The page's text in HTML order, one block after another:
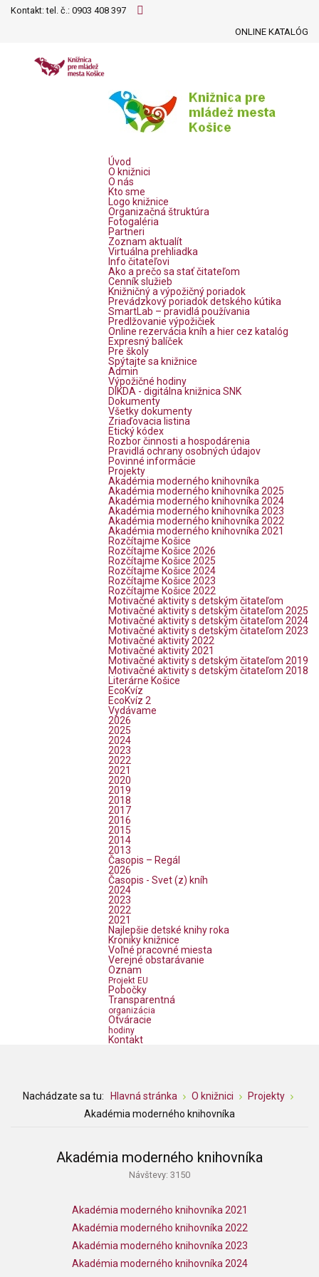
Kontakt: tel. č.: 0903 408 397
ONLINE KATALÓG
Úvod
O knižnici
O nás
Kto sme
Logo knižnice
Organizačná štruktúra
Fotogaléria
Partneri
Zoznam aktualít
Virtuálna prehliadka
Info čitateľovi
Ako a prečo sa stať čitateľom
Cenník služieb
Knižničný a výpožičný poriadok
Prevádzkový poriadok detského kútika
SmartLab – pravidlá používania
Predlžovanie výpožičiek
Online rezervácia kníh a hier cez katalóg
Expresný balíček
Pre školy
Spýtajte sa knižnice
Admin
Výpožičné hodiny
DIKDA - digitálna knižnica SNK
Dokumenty
Všetky dokumenty
Zriaďovacia listina
Etický kódex
Rozbor činnosti a hospodárenia
Pravidlá ochrany osobných údajov
Povinné informácie
Projekty
Akadémia moderného knihovníka
Akadémia moderného knihovníka 2025
Akadémia moderného knihovníka 2024
Akadémia moderného knihovníka 2023
Akadémia moderného knihovníka 2022
Akadémia moderného knihovníka 2021
Rozčítajme Košice
Rozčítajme Košice 2026
Rozčítajme Košice 2025
Rozčítajme Košice 2024
Rozčítajme Košice 2023
Rozčítajme Košice 2022
Motivačné aktivity s detským čitateľom
Motivačné aktivity s detským čitateľom 2025
Motivačné aktivity s detským čitateľom 2024
Motivačné aktivity s detským čitateľom 2023
Motivačné aktivity 2022
Motivačné aktivity 2021
Motivačné aktivity s detským čitateľom 2019
Motivačné aktivity s detským čitateľom 2018
Literárne Košice
EcoKvíz
EcoKvíz 2
Vydávame
2026
2025
2024
2023
2022
2021
2020
2019
2018
2017
2016
2015
2014
2013
Časopis – Regál
2026
Časopis - Svet (z) kníh
2024
2023
2022
2021
Najlepšie detské knihy roka
Kroniky knižnice
Voľné pracovné miesta
Verejné obstarávanie
Oznam
Projekt EU
Pobočky
Transparentná
organizácia
Otváracie
hodiny
Kontakt
Nachádzate sa tu: Hlavná stránka O knižnici
Projekty
Akadémia moderného knihovníka
Akadémia moderného knihovníka
Návštevy: 3150
Akadémia moderného knihovníka 2021
Akadémia moderného knihovníka 2022
Akadémia moderného knihovníka 2023
Akadémia moderného knihovníka 2024